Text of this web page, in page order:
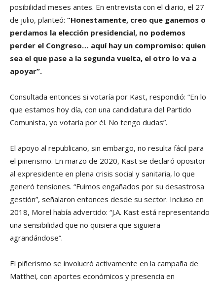
posibilidad meses antes. En entrevista con el diario, el 27
de julio, planteó: “Honestamente, creo que ganemos o
perdamos la elección presidencial, no podemos
perder el Congreso… aquí hay un compromiso: quien
sea el que pase a la segunda vuelta, el otro lo va a
apoyar”.
Consultada entonces si votaría por Kast, respondió: “En lo
que estamos hoy día, con una candidatura del Partido
Comunista, yo votaría por él. No tengo dudas”.
El apoyo al republicano, sin embargo, no resulta fácil para
el piñerismo. En marzo de 2020, Kast se declaró opositor
al expresidente en plena crisis social y sanitaria, lo que
generó tensiones. “Fuimos engañados por su desastrosa
gestión”, señalaron entonces desde su sector. Incluso en
2018, Morel había advertido: “J.A. Kast está representando
una sensibilidad que no quisiera que siguiera
agrandándose”.
El piñerismo se involucró activamente en la campaña de
Matthei, con aportes económicos y presencia en